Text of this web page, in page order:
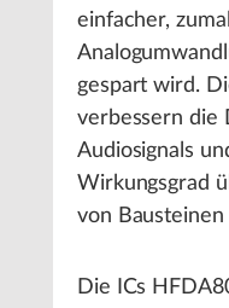
einfacher,
gespart wird.
verbessern die
Audiosignals
Wirkungsgrad
von
Die ICs